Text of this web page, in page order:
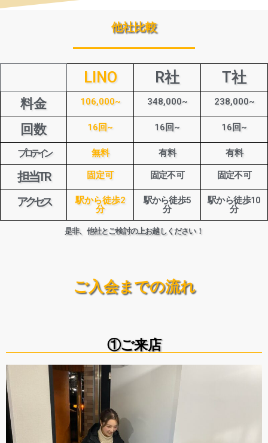
他社比較
LINO R社 T社
料金 106,000~ 348,000~ 238,000~
回数 16回~ 16回~ 16回~
プロテイン 無料 有料 有料
担当TR 固定可 固定不可 固定不可
アクセス
駅から徒歩2
分
駅から徒歩5
分
駅から徒歩10
分
是非、他社とご検討の上お越しください！
ご入会までの流れ
①ご来店